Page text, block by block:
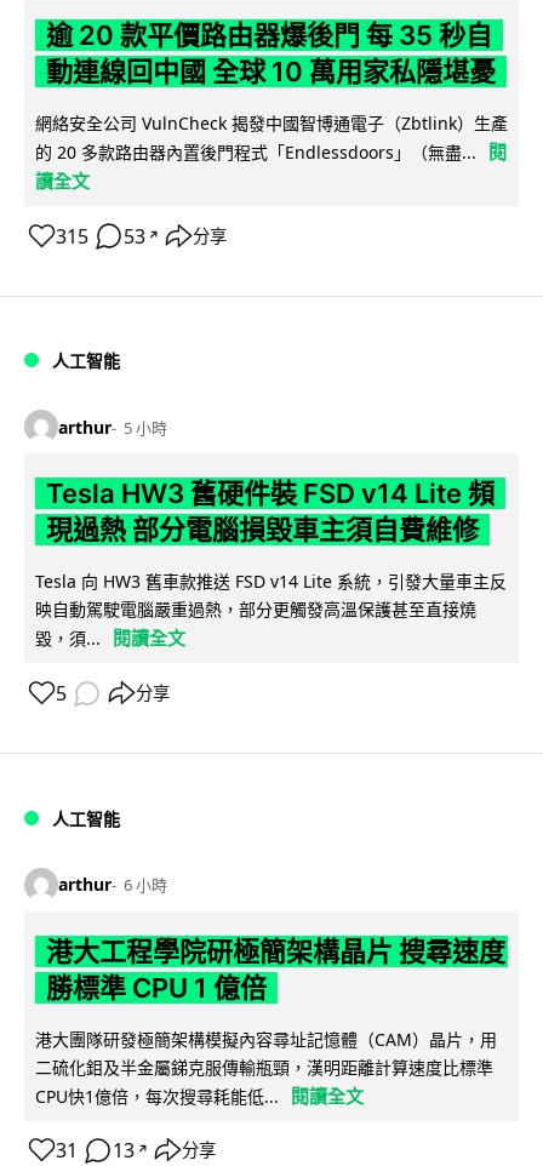
逾 20 款平價路由器爆後門 每 35 秒自
動連線回中國 全球 10 萬用家私隱堪憂
網絡安全公司 VulnCheck 揭發中國智博通電子（Zbtlink）生產
的 20 多款路由器內置後門程式「Endlessdoors」（無盡...
閱
讀全文
315 53 ↗ 分享
人工智能
arthur 5 小時
Tesla HW3 舊硬件裝 FSD v14 Lite 頻
現過熱 部分電腦損毀車主須自費維修
Tesla 向 HW3 舊車款推送 FSD v14 Lite 系統，引發大量車主反
映自動駕駛電腦嚴重過熱，部分更觸發高溫保護甚至直接燒
毀，須...
閱讀全文
5 分享
人工智能
arthur 6 小時
港大工程學院研極簡架構晶片 搜尋速度
勝標準 CPU 1 億倍
港大團隊研發極簡架構模擬內容尋址記憶體（CAM）晶片，用
二硫化鉬及半金屬銻克服傳輸瓶頸，漢明距離計算速度比標準
CPU快1億倍，每次搜尋耗能低...
閱讀全文
31 13 ↗ 分享